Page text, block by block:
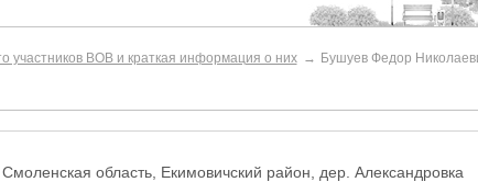
участников ВОВ и краткая информация о них Бушуев Федор
Смоленская область, Екимовичский район, дер. Александровка